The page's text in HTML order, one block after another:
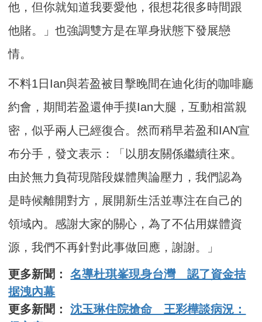
他，但你就知道我要愛他，很想花很多時間跟
他賭。」也強調雙方是在單身狀態下發展戀
情。
不料1日Ian與若盈被目擊晚間在迪化街的咖啡廳
約會，期間若盈還伸手摸Ian大腿，互動相當親
密，似乎兩人已經復合。然而稍早若盈和IAN宣
布分手，發文表示：「以朋友關係繼續往來。
由於無力負荷現階段媒體輿論壓力，我們認為
是時候離開對方，展開新生活並專注在自己的
領域內。感謝大家的關心，為了不佔用媒體資
源，我們不再針對此事做回應，謝謝。」
更多新聞：名導杜琪峯現身台灣 認了資金拮
据洩內幕
更多新聞：沈玉琳住院搶命 王彩樺談病況：